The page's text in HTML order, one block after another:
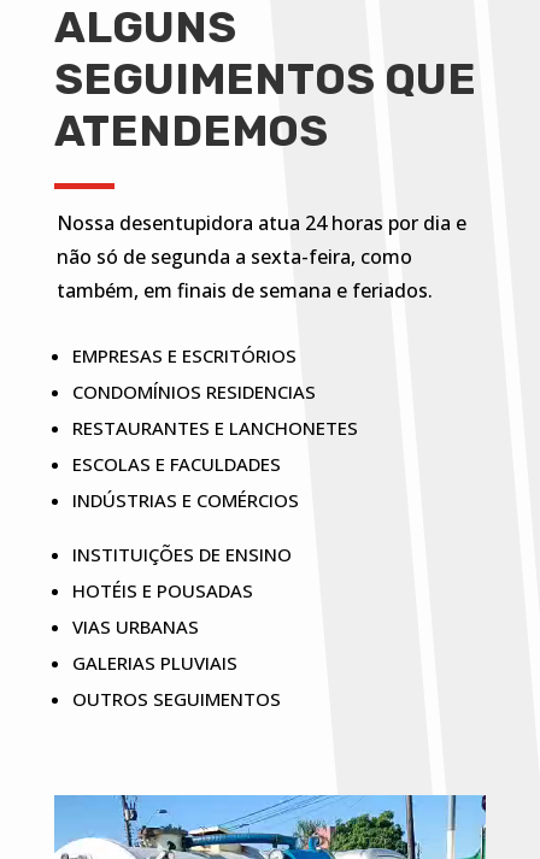
ALGUNS
SEGUIMENTOS QUE
ATENDEMOS
Nossa desentupidora atua 24 horas por dia e
não só de segunda a sexta-feira, como
também, em finais de semana e feriados.
EMPRESAS E ESCRITÓRIOS
CONDOMÍNIOS RESIDENCIAS
RESTAURANTES E LANCHONETES
ESCOLAS E FACULDADES
INDÚSTRIAS E COMÉRCIOS
INSTITUIÇÕES DE ENSINO
HOTÉIS E POUSADAS
VIAS URBANAS
GALERIAS PLUVIAIS
OUTROS SEGUIMENTOS